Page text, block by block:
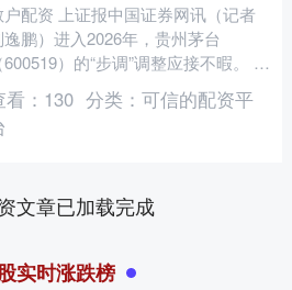
户配资 上证报中国证券网讯（记者
逸鹏）进入2026年，贵州茅台
600519）的“步调”调整应接不暇。 1
1日，53%vol 500ml飞天贵州茅台酒
....： 130 分类： 可信的配资平
文章已加载完成
实时涨跌榜